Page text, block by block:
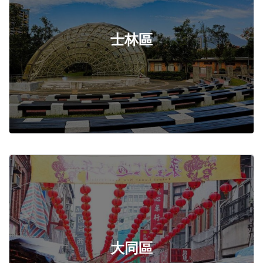
士林區
大同區